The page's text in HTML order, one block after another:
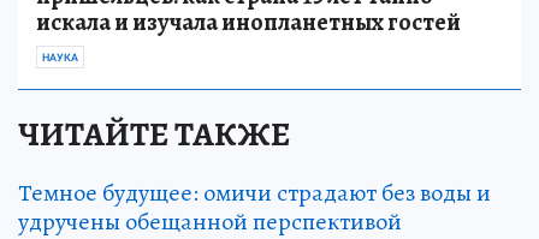
искала и изучала инопланетных гостей
НАУКА
ЧИТАЙТЕ ТАКЖЕ
Темное будущее: омичи страдают без воды и
удручены обещанной перспективой